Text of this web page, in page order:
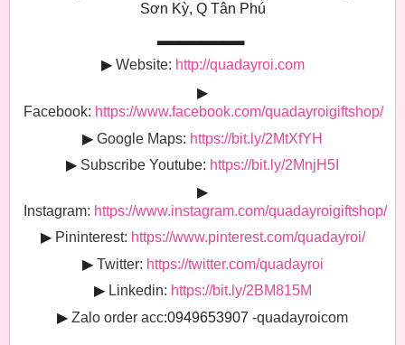
Sơn Kỳ, Q Tân Phú
▶ Website: http://quadayroi.com
▶
Facebook: https://www.facebook.com/quadayroigiftshop/
▶ Google Maps: https://bit.ly/2MtXfYH
▶ Subscribe Youtube: https://bit.ly/2MnjH5I
▶
Instagram: https://www.instagram.com/quadayroigiftshop/
▶ Pininterest: https://www.pinterest.com/quadayroi/
▶ Twitter: https://twitter.com/quadayroi
▶ Linkedin: https://bit.ly/2BM815M
▶ Zalo order acc:0949653907 -quadayroicom